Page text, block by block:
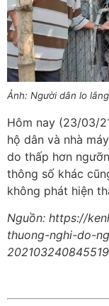
Ảnh: Người dân lo
Hôm nay (23/03/
hộ dân và nhà
do thấp hơn
thông số khác
không phát hiện
Nguồn: https://
thuong-nghi-do-